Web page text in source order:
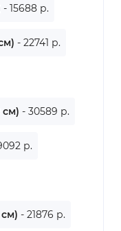
- 15688 р.
- 22741 р.
см) - 30589 р.
р.
см) - 21876 р.